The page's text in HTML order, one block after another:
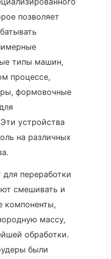
позволяет
типы машин,
процессе,
формовочные
устройства
на различных
переработки
смешивать и
компоненты,
массу,
обработки.
были